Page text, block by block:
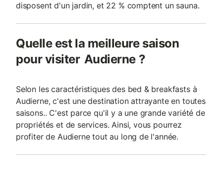
disposent d'un jardin, et 22 % comptent un sauna.
Quelle est la meilleure saison
pour visiter Audierne ?
Selon les caractéristiques des bed & breakfasts à
Audierne, c'est une destination attrayante en toutes
saisons.. C'est parce qu'il y a une grande variété de
propriétés et de services. Ainsi, vous pourrez
profiter de Audierne tout au long de l'année.